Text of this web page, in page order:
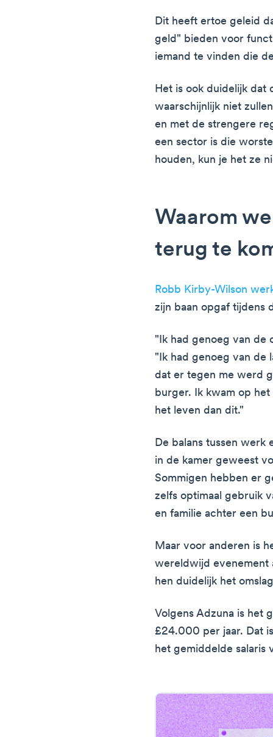
Dit heeft ertoe geleid
geld" bieden voor
iemand te vinden die
Het is ook duidelijk dat
waarschijnlijk niet
en met de strengere
een sector is die
houden, kun je het ze
Waarom
terug te
Robb Kirby-Wilson
zijn baan opgaf tijdens
"Ik had genoeg van de
"Ik had genoeg van de
dat er tegen me werd
burger. Ik kwam op
het leven dan dit."
De balans tussen werk
in de kamer geweest
Sommigen hebben er
zelfs optimaal gebruik
en familie achter een
Maar voor anderen is
wereldwijd evenement
hen duidelijk het
Volgens Adzuna is het
£24.000 per jaar. Dat
het gemiddelde salaris